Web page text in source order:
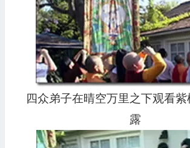
四众弟子在晴空万里之下观看
露